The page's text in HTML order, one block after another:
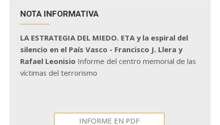
NOTA INFORMATIVA
LA ESTRATEGIA DEL MIEDO. ETA y la espiral del
silencio en el País Vasco - Francisco J. Llera y
Rafael Leonisio Informe del centro memorial de las
víctimas del terrorismo
INFORME EN PDF